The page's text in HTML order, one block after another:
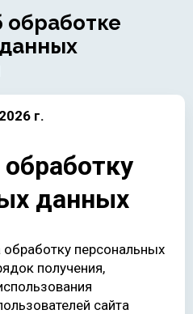
г.
данных
персональных
получения,
сайта